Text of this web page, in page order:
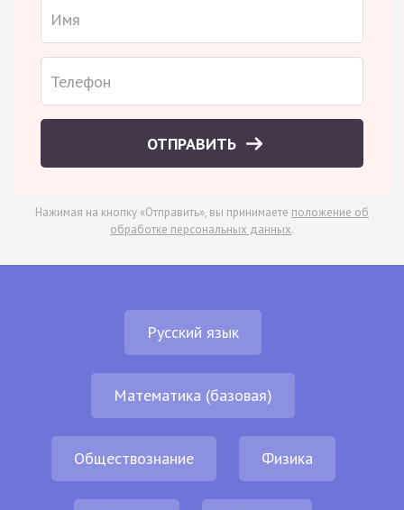
ОТПРАВИТЬ
Нажимая на кнопку «Отправить», вы принимаете положение об
обработке персональных данных.
Русский язык
Математика (базовая)
Обществознание Физика